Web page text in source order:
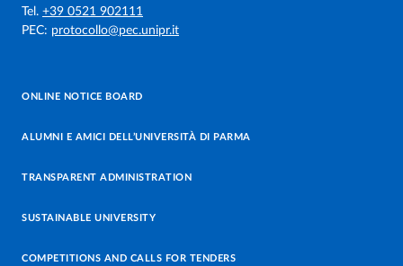
Tel. +39 0521 902111
PEC: protocollo@pec.unipr.it
ONLINE NOTICE BOARD
ALUMNI E AMICI DELL’UNIVERSITÀ DI PARMA
TRANSPARENT ADMINISTRATION
SUSTAINABLE UNIVERSITY
COMPETITIONS AND CALLS FOR TENDERS